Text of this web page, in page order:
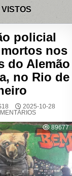
VISTOS
policial
nos
do Alemão
no Rio de
2025-10-28
EM
POLICIAL
DEIXA
121
MORTOS
NOS
COMPLEXOS
DO
ALEMÃO
E
89677